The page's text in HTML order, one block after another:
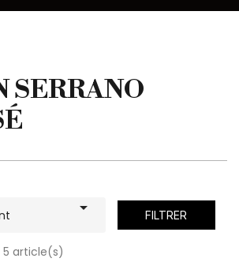
SERRANO
 FILTRER
5 article(s)